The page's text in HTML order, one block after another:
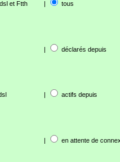
et Ftth | tous
| déclarés depuis
| actifs depuis
| en attente de